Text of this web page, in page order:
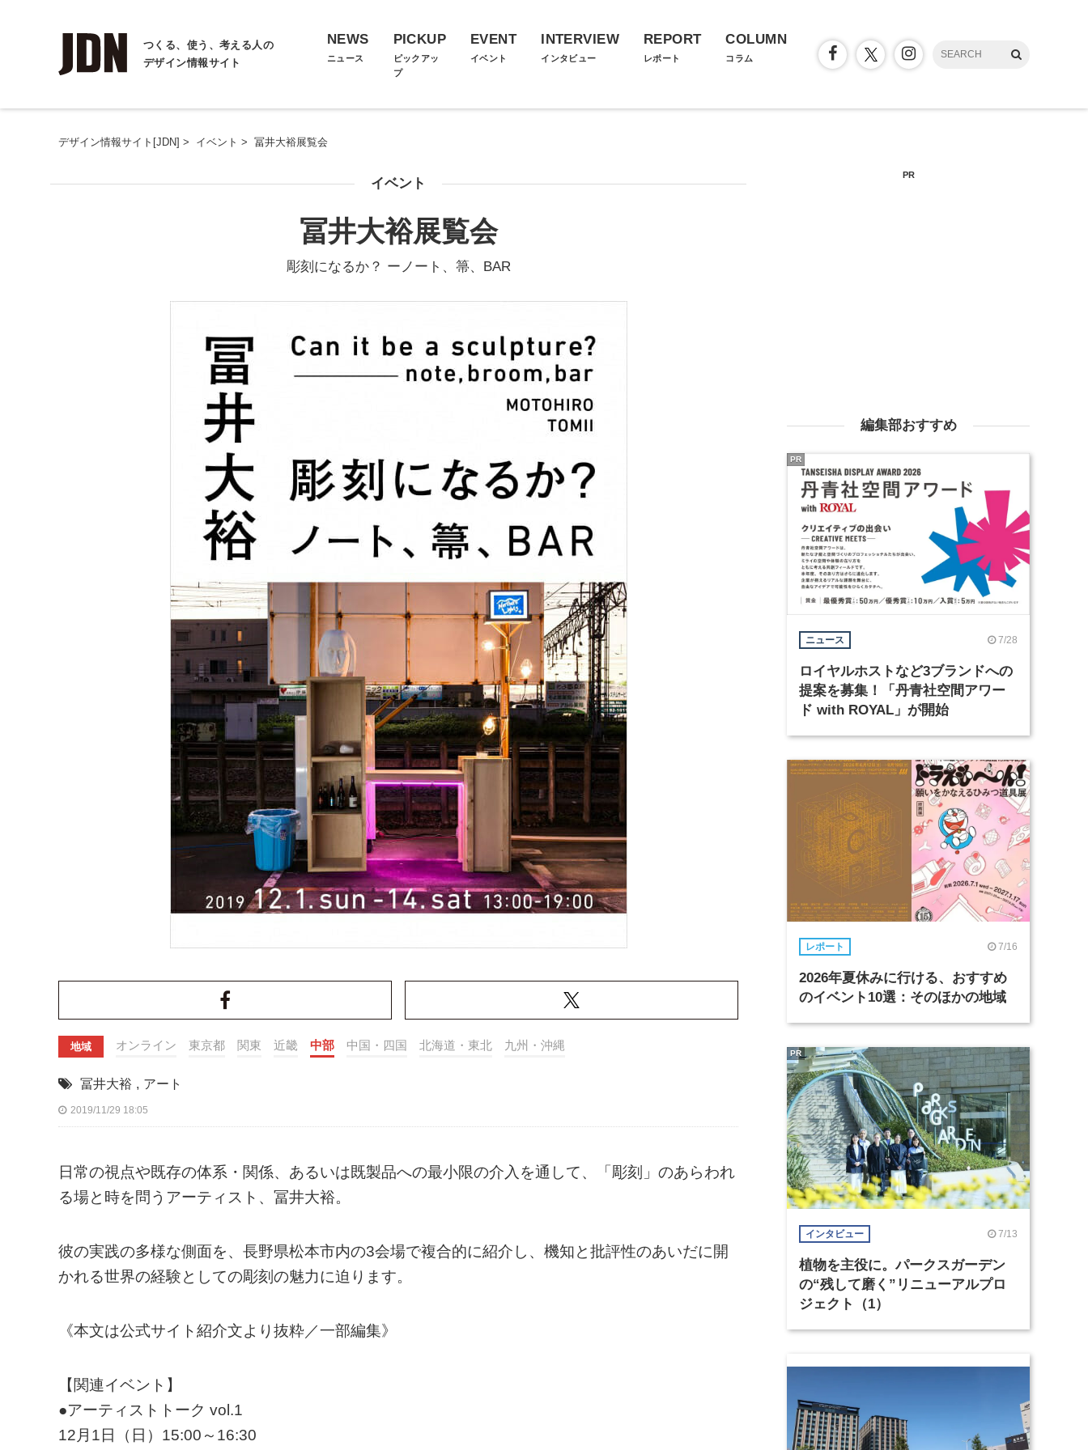
つくる、使う、考える人の
デザイン情報サイト
NEWS
ニュース
PICKUP
ピックアッ
プ
EVENT
イベント
INTERVIEW
インタビュー
REPORT
レポート
COLUMN
コラム
デザイン情報サイト[JDN] > イベント > 冨井大裕展覧会
イベント
冨井大裕展覧会
彫刻になるか？ ーノート、箒、BAR
地域 オンライン 東京都 関東 近畿 中部 中国・四国 北海道・東北 九州・沖縄
冨井大裕 , アート
2019/11/29 18:05
日常の視点や既存の体系・関係、あるいは既製品への最小限の介入を通して、「彫刻」のあらわれ
る場と時を問うアーティスト、冨井大裕。
彼の実践の多様な側面を、長野県松本市内の3会場で複合的に紹介し、機知と批評性のあいだに開
かれる世界の経験としての彫刻の魅力に迫ります。
《本文は公式サイト紹介文より抜粋／一部編集》
【関連イベント】
●アーティストトーク vol.1
12月1日（日）15:00～16:30
PR
編集部おすすめ
ニュース 7/28
ロイヤルホストなど3ブランドへの
提案を募集！「丹青社空間アワー
ド with ROYAL」が開始
PR
レポート 7/16
2026年夏休みに行ける、おすすめ
のイベント10選：そのほかの地域
インタビュー 7/13
植物を主役に。パークスガーデン
の“残して磨く”リニューアルプロ
ジェクト（1）
PR